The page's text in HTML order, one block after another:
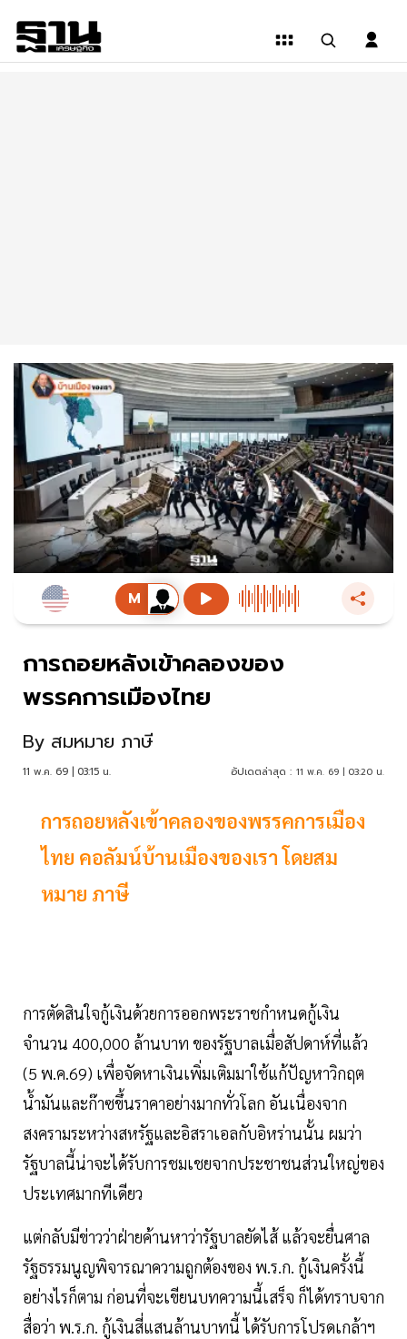
การถอยหลังเข้าคลองของ
พรรคการเมืองไทย
By สมหมาย ภาษี
11 พ.ค. 69 | 03:15 น. อัปเดตล่าสุด : 11 พ.ค. 69 | 03:20 น.
การถอยหลังเข้าคลองของพรรคการเมือง
ไทย คอลัมน์บ้านเมืองของเรา โดยสม
หมาย ภาษี
การตัดสินใจกู้เงินด้วยการออกพระราชกำหนดกู้เงิน
จำนวน 400,000 ล้านบาท ของรัฐบาลเมื่อสัปดาห์ที่แล้ว
(5 พ.ค.69) เพื่อจัดหาเงินเพิ่มเติมมาใช้แก้ปัญหาวิกฤต
น้ำมันและก๊าซขึ้นราคาอย่างมากทั่วโลก อันเนื่องจาก
สงครามระหว่างสหรัฐและอิสราเอลกับอิหร่านนั้น ผมว่า
รัฐบาลนี้น่าจะได้รับการชมเชยจากประชาชนส่วนใหญ่ของ
ประเทศมากทีเดียว
แต่กลับมีข่าวว่าฝ่ายค้านหาว่ารัฐบาลยัดไส้ แล้วจะยื่นศาล
รัฐธรรมนูญพิจารณาความถูกต้องของ พ.ร.ก. กู้เงินครั้งนี้
อย่างไรก็ตาม ก่อนที่จะเขียนบทความนี้เสร็จ ก็ได้ทราบจาก
สื่อว่า พ.ร.ก. กู้เงินสี่แสนล้านบาทนี้ ได้รับการโปรดเกล้าฯ